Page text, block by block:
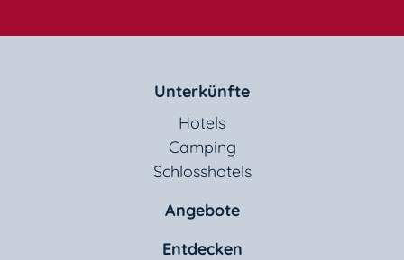
Unterkünfte
Hotels
Camping
Schlosshotels
Angebote
Entdecken